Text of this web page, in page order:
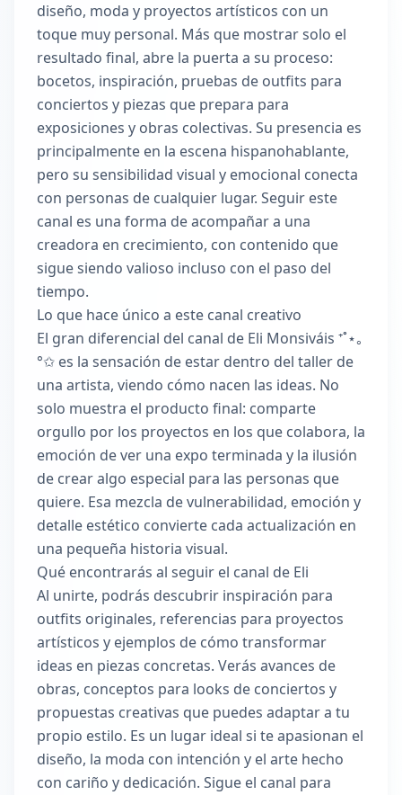
diseño, moda y proyectos artísticos con un
toque muy personal. Más que mostrar solo el
resultado final, abre la puerta a su proceso:
bocetos, inspiración, pruebas de outfits para
conciertos y piezas que prepara para
exposiciones y obras colectivas. Su presencia es
principalmente en la escena hispanohablante,
pero su sensibilidad visual y emocional conecta
con personas de cualquier lugar. Seguir este
canal es una forma de acompañar a una
creadora en crecimiento, con contenido que
sigue siendo valioso incluso con el paso del
tiempo.
Lo que hace único a este canal creativo
El gran diferencial del canal de Eli Monsiváis ⁺˚⋆｡
°✩ es la sensación de estar dentro del taller de
una artista, viendo cómo nacen las ideas. No
solo muestra el producto final: comparte
orgullo por los proyectos en los que colabora, la
emoción de ver una expo terminada y la ilusión
de crear algo especial para las personas que
quiere. Esa mezcla de vulnerabilidad, emoción y
detalle estético convierte cada actualización en
una pequeña historia visual.
Qué encontrarás al seguir el canal de Eli
Al unirte, podrás descubrir inspiración para
outfits originales, referencias para proyectos
artísticos y ejemplos de cómo transformar
ideas en piezas concretas. Verás avances de
obras, conceptos para looks de conciertos y
propuestas creativas que puedes adaptar a tu
propio estilo. Es un lugar ideal si te apasionan el
diseño, la moda con intención y el arte hecho
con cariño y dedicación. Sigue el canal para